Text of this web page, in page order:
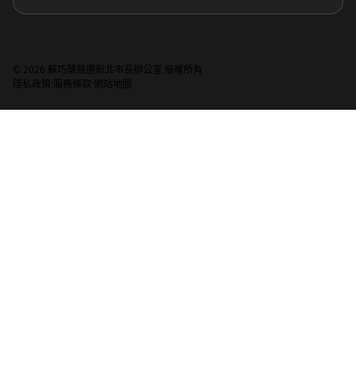
© 2026 蘇巧慧競選新北市長辦公室 版權所有
隱私政策 · 服務條款 · 網站地圖